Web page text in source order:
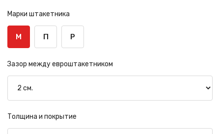
Марки штакетника
М П Р
Зазор между евроштакетником
Толщина и покрытие